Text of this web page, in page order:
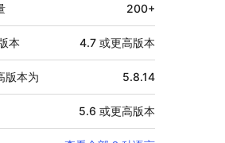
200+
本 4.7 或更高版本
版本为 5.8.14
5.6 或更高版本